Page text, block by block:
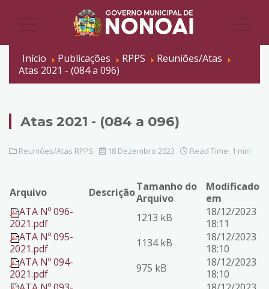
Início Publicações RPPS
Reuniões/Atas
Atas 2021 - (084 a 096)
Atas 2021 - (084 a 096)
Reuniões/Atas RPPS 18 Dezembro 2023 Read Time: 1 min
Arquivo DescriçãoTamanho do
Arquivo
Modificado
em
ATA Nº 096-
2021.pdf
1213 kB
18/12/2023
18:11
ATA Nº 095-
2021.pdf
1134 kB
18/12/2023
18:10
ATA Nº 094-
2021.pdf
975 kB
18/12/2023
18:10